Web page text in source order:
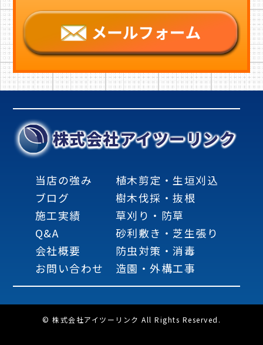
株式会社アイツーリンク
当店の強み
ブログ
施工実績
Q&A
会社概要
お問い合わせ
植木剪定・生垣刈込
樹木伐採・抜根
草刈り・防草
砂利敷き・芝生張り
防虫対策・消毒
造園・外構工事
© 株式会社アイツーリンク All Rights Reserved.